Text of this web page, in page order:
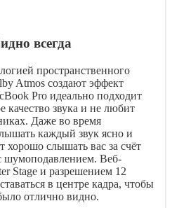
всегда
пространственного
Atmos создают эффект
Pro идеально подходит
качество звука и не любит
Даже во время
каждый звук ясно и
хорошо слышать вас за счёт
шумоподавлением. Веб-
Stage и разрешением 12
в центре кадра, чтобы
отлично видно.